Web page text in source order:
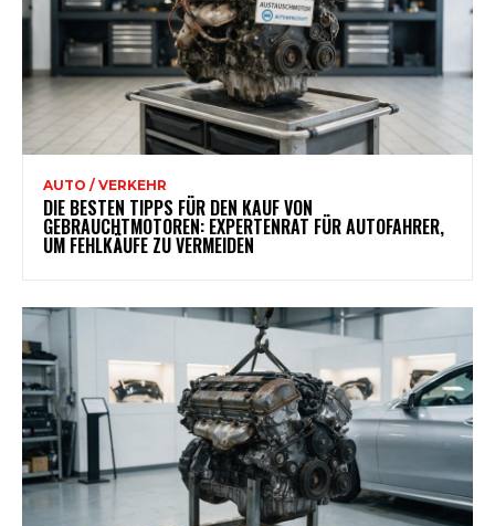
AUTO / VERKEHR
DIE BESTEN TIPPS FÜR DEN KAUF VON
GEBRAUCHTMOTOREN: EXPERTENRAT FÜR AUTOFAHRER,
UM FEHLKÄUFE ZU VERMEIDEN